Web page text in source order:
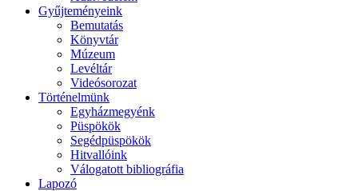
Gyűjteményeink
Bemutatás
Könyvtár
Múzeum
Levéltár
Videósorozat
Történelmünk
Egyházmegyénk
Püspökök
Segédpüspökök
Hitvallóink
Válogatott bibliográfia
Lapozó